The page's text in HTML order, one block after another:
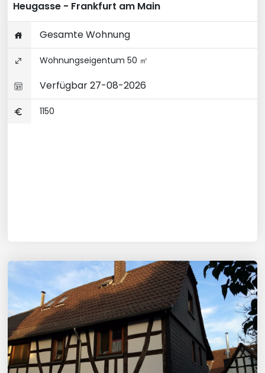
Heugasse - Frankfurt am Main
Gesamte Wohnung
Wohnungseigentum 50 ㎡
Verfügbar 27-08-2026
1150